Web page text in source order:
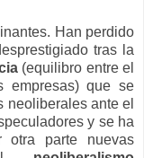
Han perdido
tras la
(equilibro entre el
empresas) que se
neoliberales ante el
y se ha
otra parte nuevas